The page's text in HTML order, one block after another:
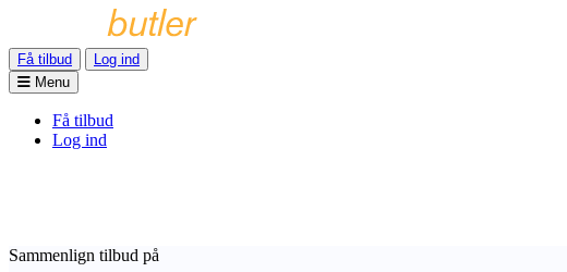
Få tilbud
Log ind
Menu
Få tilbud
Log ind
Sammenlign tilbud på